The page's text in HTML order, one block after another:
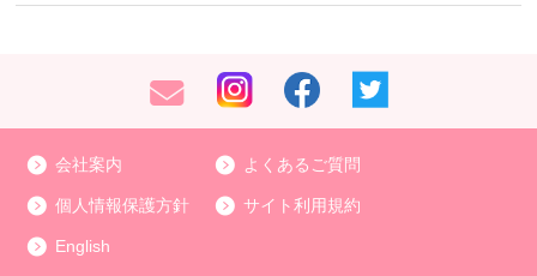
会社案内 よくあるご質問
個人情報保護方針 サイト利用規約
English